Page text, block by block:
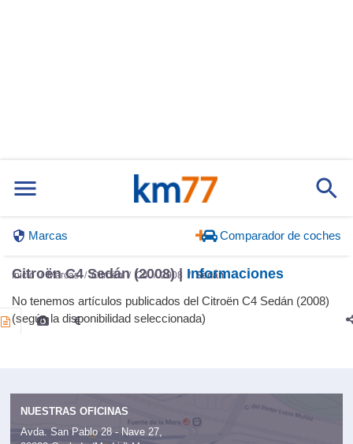
Marcas Comparador de coches
Inicio Marcas Citroën C4 2008 Sedán
Citroën C4 Sedán (2008) | Informaciones
No tenemos artículos publicados del Citroën C4 Sedán (2008)
(según la disponibilidad seleccionada)
NUESTRAS OFICINAS
Avda. San Pablo 28 - Nave 27,